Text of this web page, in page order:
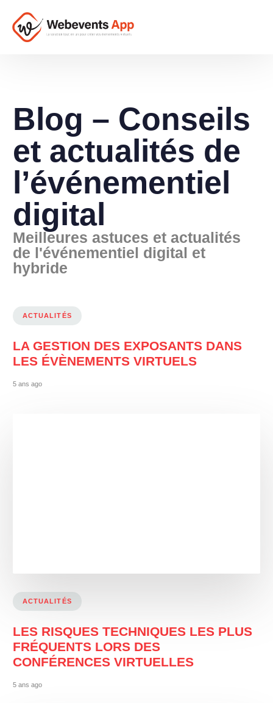
Blog – Conseils
et actualités de
l’événementiel
digital
Meilleures astuces et actualités
de l'événementiel digital et
hybride
ACTUALITÉS
LA GESTION DES EXPOSANTS DANS
LES ÉVÈNEMENTS VIRTUELS
5 ans ago
ACTUALITÉS
LES RISQUES TECHNIQUES LES PLUS
FRÉQUENTS LORS DES
CONFÉRENCES VIRTUELLES
5 ans ago